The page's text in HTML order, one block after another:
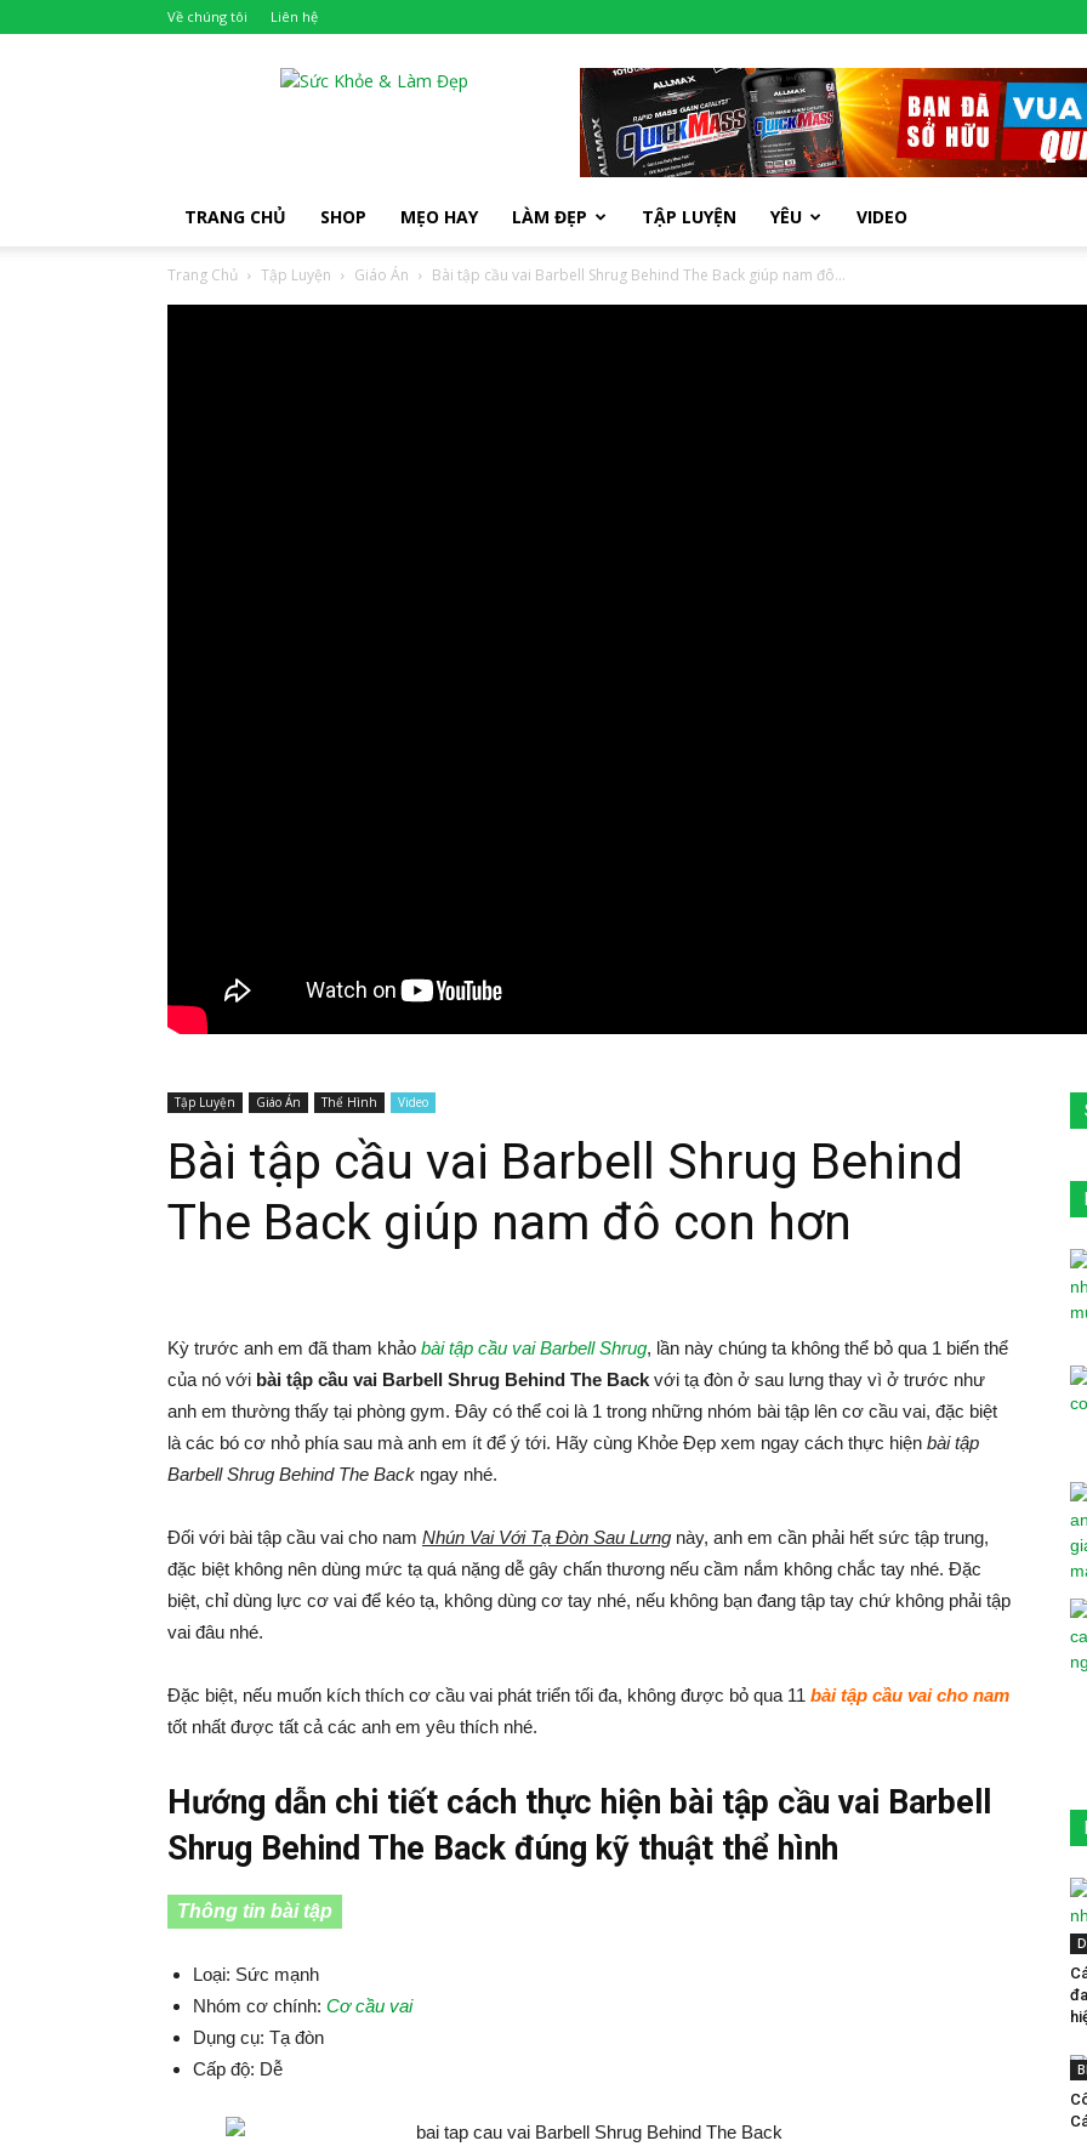
Về chúng tôi Liên hệ
TRANG CHỦ SHOP MẸO HAY LÀM ĐẸP TẬP LUYỆN YÊU VIDEO
Trang Chủ Tập Luyện Giáo Án Bài tập cầu vai Barbell Shrug Behind The Back giúp nam đô...
Tập Luyện Giáo Án Thể Hình Video
Bài tập cầu vai Barbell Shrug Behind
The Back giúp nam đô con hơn
Kỳ trước anh em đã tham khảo bài tập cầu vai Barbell Shrug, lần này chúng ta không thể bỏ qua 1 biến thể
của nó với bài tập cầu vai Barbell Shrug Behind The Back với tạ đòn ở sau lưng thay vì ở trước như
anh em thường thấy tại phòng gym. Đây có thể coi là 1 trong những nhóm bài tập lên cơ cầu vai, đặc biệt
là các bó cơ nhỏ phía sau mà anh em ít để ý tới. Hãy cùng Khỏe Đẹp xem ngay cách thực hiện bài tập
Barbell Shrug Behind The Back ngay nhé.
Đối với bài tập cầu vai cho nam Nhún Vai Với Tạ Đòn Sau Lưng này, anh em cần phải hết sức tập trung,
đặc biệt không nên dùng mức tạ quá nặng dễ gây chấn thương nếu cầm nắm không chắc tay nhé. Đặc
biệt, chỉ dùng lực cơ vai để kéo tạ, không dùng cơ tay nhé, nếu không bạn đang tập tay chứ không phải tập
vai đâu nhé.
Đặc biệt, nếu muốn kích thích cơ cầu vai phát triển tối đa, không được bỏ qua 11 bài tập cầu vai cho nam
tốt nhất được tất cả các anh em yêu thích nhé.
Hướng dẫn chi tiết cách thực hiện bài tập cầu vai Barbell
Shrug Behind The Back đúng kỹ thuật thể hình
Thông tin bài tập
Loại: Sức mạnh
Nhóm cơ chính: Cơ cầu vai
Dụng cụ: Tạ đòn
Cấp độ: Dễ